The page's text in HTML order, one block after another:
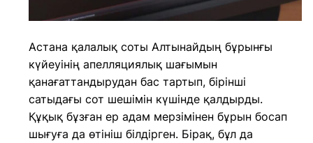
Астана қалалық соты Алтынайдың бұрынғы
күйеуінің апелляциялық шағымын
қанағаттандырудан бас тартып, бірінші
сатыдағы сот шешімін күшінде қалдырды.
Құқық бұзған ер адам мерзімінен бұрын босап
шығуға да өтініш білдірген. Бірақ, бұл да